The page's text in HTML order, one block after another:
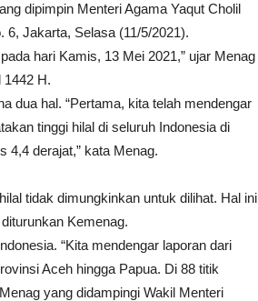
dipimpin Menteri Agama Yaqut Cholil
Jakarta, Selasa (11/5/2021).
hari Kamis, 13 Mei 2021,” ujar Menag
1442 H.
dua hal. “Pertama, kita telah mendengar
tinggi hilal di seluruh Indonesia di
4,4 derajat,” kata Menag.
tidak dimungkinkan untuk dilihat. Hal ini
Kemenag.
“Kita mendengar laporan dari
Aceh hingga Papua. Di 88 titik
yang didampingi Wakil Menteri